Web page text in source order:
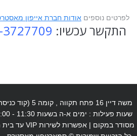
לפרטים נוספים אודות חברת אייפון
התקשר עכשיו:
משה דיין 16 פתח תקווה , קומה 5 (קוד כניסה לבניין *1234) 03-3727709
מסודר במקום | אפשרות לשירות VIP עד בית הלקוח ע"י שליח במרכז הארץ.